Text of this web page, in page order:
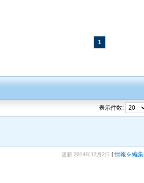
1
表示件数:
更新:2014年12月2日 [情報を編集